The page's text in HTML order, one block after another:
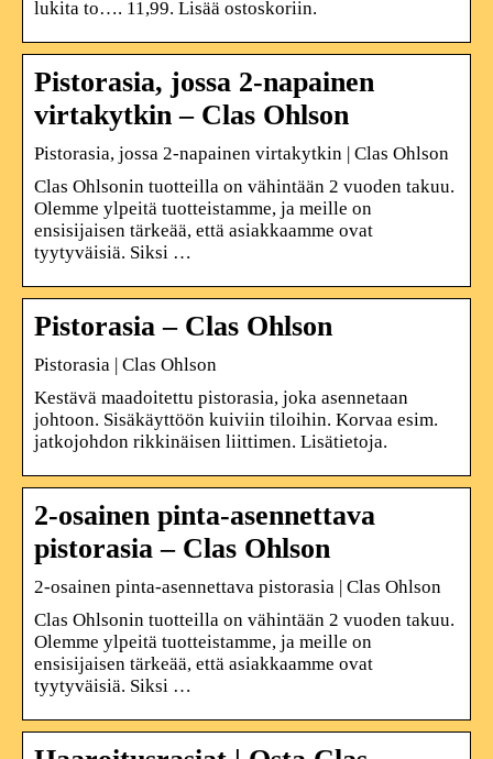
lukita to…. 11,99. Lisää ostoskoriin.
Pistorasia, jossa 2-napainen
virtakytkin – Clas Ohlson
Pistorasia, jossa 2-napainen virtakytkin | Clas Ohlson
Clas Ohlsonin tuotteilla on vähintään 2 vuoden takuu.
Olemme ylpeitä tuotteistamme, ja meille on
ensisijaisen tärkeää, että asiakkaamme ovat
tyytyväisiä. Siksi …
Pistorasia – Clas Ohlson
Pistorasia | Clas Ohlson
Kestävä maadoitettu pistorasia, joka asennetaan
johtoon. Sisäkäyttöön kuiviin tiloihin. Korvaa esim.
jatkojohdon rikkinäisen liittimen. Lisätietoja.
2-osainen pinta-asennettava
pistorasia – Clas Ohlson
2-osainen pinta-asennettava pistorasia | Clas Ohlson
Clas Ohlsonin tuotteilla on vähintään 2 vuoden takuu.
Olemme ylpeitä tuotteistamme, ja meille on
ensisijaisen tärkeää, että asiakkaamme ovat
tyytyväisiä. Siksi …